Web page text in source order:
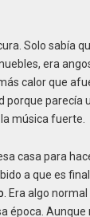
Solo sabía
era
calor que
porque parecía
música fuerte.
casa para
a que es
Era algo
época.